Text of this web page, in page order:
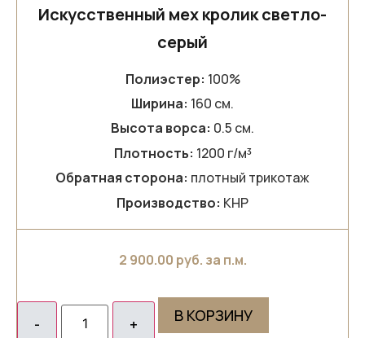
Искусственный мех кролик светло-
серый
Полиэстер: 100%
Ширина: 160 см.
Высота ворса: 0.5 см.
Плотность: 1200 г/м³
Обратная сторона: плотный трикотаж
Производство: КНР
2 900.00 руб. за п.м.
В КОРЗИНУ